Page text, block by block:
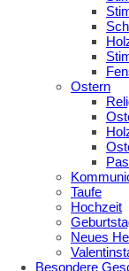
Ostern
Taufe
Hochzeit
Neues
Besondere